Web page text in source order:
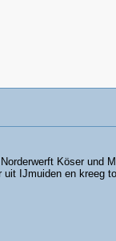
Köser und
IJmuiden en kreeg